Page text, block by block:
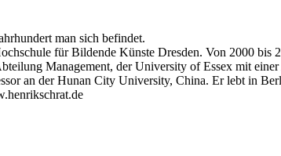
man sich befindet.
für Bildende Künste Dresden. Von 2000
Management, der University of Essex mit
an der Hunan City University, China. Er lebt in